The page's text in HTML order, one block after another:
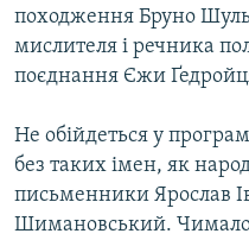
походження Бруно
мислителя і речника
поєднання Єжи
Не обійдеться у
без таких імен, як
письменники Ярослав
Шимановський. Чимало